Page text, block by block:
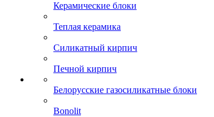
Керамические блоки
Теплая керамика
Силикатный кирпич
Печной кирпич
Белорусские газосиликатные блоки
Bonolit